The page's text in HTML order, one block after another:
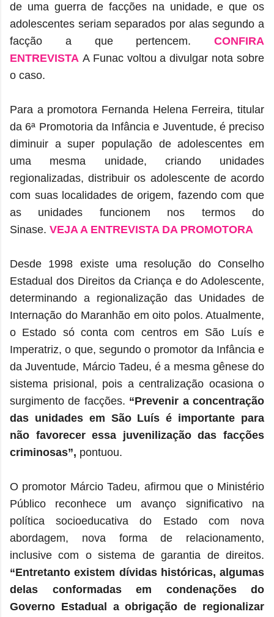
de uma guerra de facções na unidade, e que os
adolescentes seriam separados por alas segundo a
facção a que pertencem. CONFIRA
ENTREVISTA A Funac voltou a divulgar nota sobre
o caso.
Para a promotora Fernanda Helena Ferreira, titular
da 6ª Promotoria da Infância e Juventude, é preciso
diminuir a super população de adolescentes em
uma mesma unidade, criando unidades
regionalizadas, distribuir os adolescente de acordo
com suas localidades de origem, fazendo com que
as unidades funcionem nos termos do
Sinase. VEJA A ENTREVISTA DA PROMOTORA
Desde 1998 existe uma resolução do Conselho
Estadual dos Direitos da Criança e do Adolescente,
determinando a regionalização das Unidades de
Internação do Maranhão em oito polos. Atualmente,
o Estado só conta com centros em São Luís e
Imperatriz, o que, segundo o promotor da Infância e
da Juventude, Márcio Tadeu, é a mesma gênese do
sistema prisional, pois a centralização ocasiona o
surgimento de facções. “Prevenir a concentração
das unidades em São Luís é importante para
não favorecer essa juvenilização das facções
criminosas”, pontuou.
O promotor Márcio Tadeu, afirmou que o Ministério
Público reconhece um avanço significativo na
política socioeducativa do Estado com nova
abordagem, nova forma de relacionamento,
inclusive com o sistema de garantia de direitos.
“Entretanto existem dívidas históricas, algumas
delas conformadas em condenações do
Governo Estadual a obrigação de regionalizar